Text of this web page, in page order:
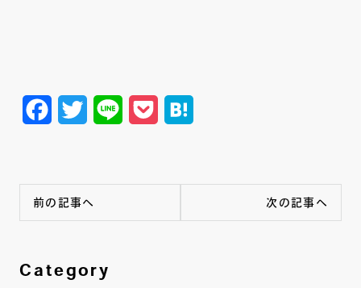
Facebook
TwitterLine Pocket
前の記事へ 次の記事へ
Category